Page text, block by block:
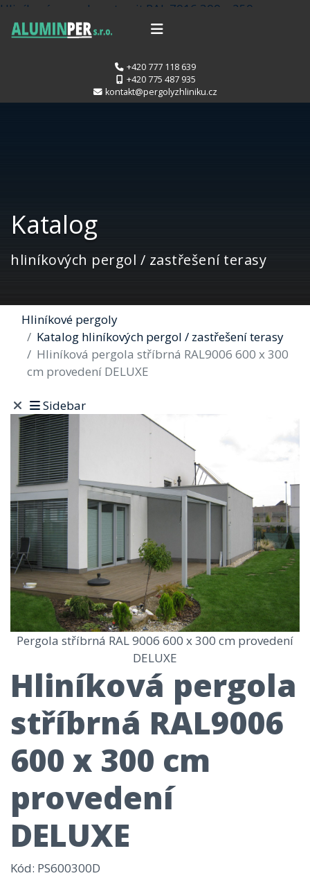
+420 777 118 639
+420 775 487 935
kontakt@pergolyzhliniku.cz
Katalog
hliníkových pergol / zastřešení terasy
Hliníkové pergoly
Katalog hliníkových pergol / zastřešení terasy
Hliníková pergola stříbrná RAL9006 600 x 300
cm provedení DELUXE
Sidebar
Pergola stříbrná RAL 9006 600 x 300 cm provedení
DELUXE
Hliníková pergola
stříbrná RAL9006
600 x 300 cm
provedení
DELUXE
Kód: PS600300D
Hliníková pergola antracit RAL 7016 300 x 250 cm
provedení PROFI.Hliníková pergola stříbrná RAL9006
700 x 400 cm provedení DELUXE